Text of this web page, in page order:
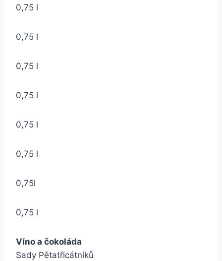
0,75 l
0,75 l
0,75 l
0,75 l
0,75 l
0,75 l
0,75l
0,75 l
Víno a čokoláda
Sady Pětatřicátníků